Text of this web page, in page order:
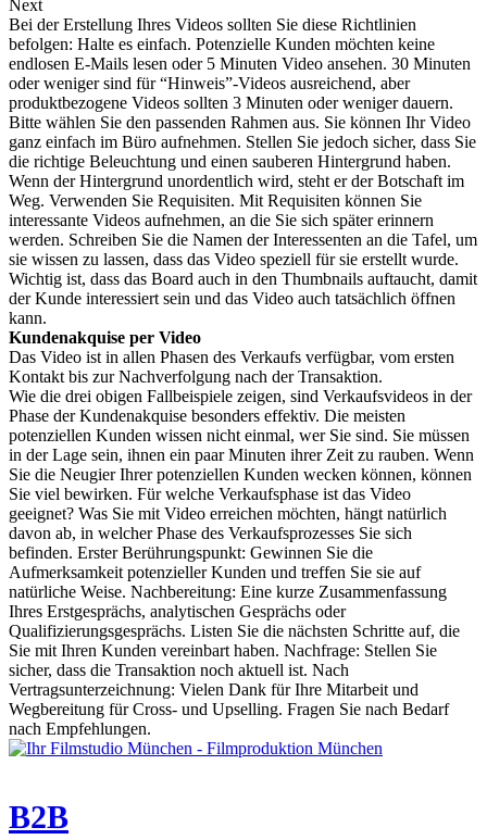
Next
Bei der Erstellung Ihres Videos sollten Sie diese Richtlinien
befolgen: Halte es einfach. Potenzielle Kunden möchten keine
endlosen E-Mails lesen oder 5 Minuten Video ansehen. 30 Minuten
oder weniger sind für “Hinweis”-Videos ausreichend, aber
produktbezogene Videos sollten 3 Minuten oder weniger dauern.
Bitte wählen Sie den passenden Rahmen aus. Sie können Ihr Video
ganz einfach im Büro aufnehmen. Stellen Sie jedoch sicher, dass Sie
die richtige Beleuchtung und einen sauberen Hintergrund haben.
Wenn der Hintergrund unordentlich wird, steht er der Botschaft im
Weg. Verwenden Sie Requisiten. Mit Requisiten können Sie
interessante Videos aufnehmen, an die Sie sich später erinnern
werden. Schreiben Sie die Namen der Interessenten an die Tafel, um
sie wissen zu lassen, dass das Video speziell für sie erstellt wurde.
Wichtig ist, dass das Board auch in den Thumbnails auftaucht, damit
der Kunde interessiert sein und das Video auch tatsächlich öffnen
kann.
Kundenakquise per Video
Das Video ist in allen Phasen des Verkaufs verfügbar, vom ersten
Kontakt bis zur Nachverfolgung nach der Transaktion.
Wie die drei obigen Fallbeispiele zeigen, sind Verkaufsvideos in der
Phase der Kundenakquise besonders effektiv. Die meisten
potenziellen Kunden wissen nicht einmal, wer Sie sind. Sie müssen
in der Lage sein, ihnen ein paar Minuten ihrer Zeit zu rauben. Wenn
Sie die Neugier Ihrer potenziellen Kunden wecken können, können
Sie viel bewirken. Für welche Verkaufsphase ist das Video
geeignet? Was Sie mit Video erreichen möchten, hängt natürlich
davon ab, in welcher Phase des Verkaufsprozesses Sie sich
befinden. Erster Berührungspunkt: Gewinnen Sie die
Aufmerksamkeit potenzieller Kunden und treffen Sie sie auf
natürliche Weise. Nachbereitung: Eine kurze Zusammenfassung
Ihres Erstgesprächs, analytischen Gesprächs oder
Qualifizierungsgesprächs. Listen Sie die nächsten Schritte auf, die
Sie mit Ihren Kunden vereinbart haben. Nachfrage: Stellen Sie
sicher, dass die Transaktion noch aktuell ist. Nach
Vertragsunterzeichnung: Vielen Dank für Ihre Mitarbeit und
Wegbereitung für Cross- und Upselling. Fragen Sie nach Bedarf
nach Empfehlungen.
B2B